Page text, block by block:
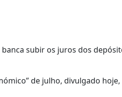
subir os juros dos
de julho, divulgado